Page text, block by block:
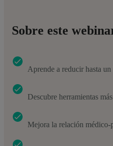
Sobre este
Aprende a reducir hasta
Descubre herramientas
Mejora la relación médico-